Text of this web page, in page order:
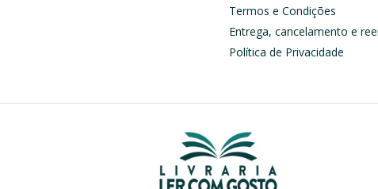
Termos e Condições
Entrega, cancelamento e
Política de Privacidade